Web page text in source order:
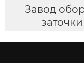
Завод